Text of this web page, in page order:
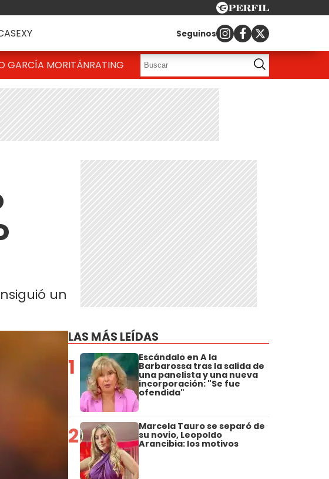
SEXY Seguinos
GARCÍA MORITÁNRATING
un
LAS MÁS LEÍDAS
1 Escándalo en A la
Barbarossa tras la salida de
una panelista y una nueva
incorporación: "Se fue
ofendida"
2 Marcela Tauro se separó de
su novio, Leopoldo
Arancibia: los motivos